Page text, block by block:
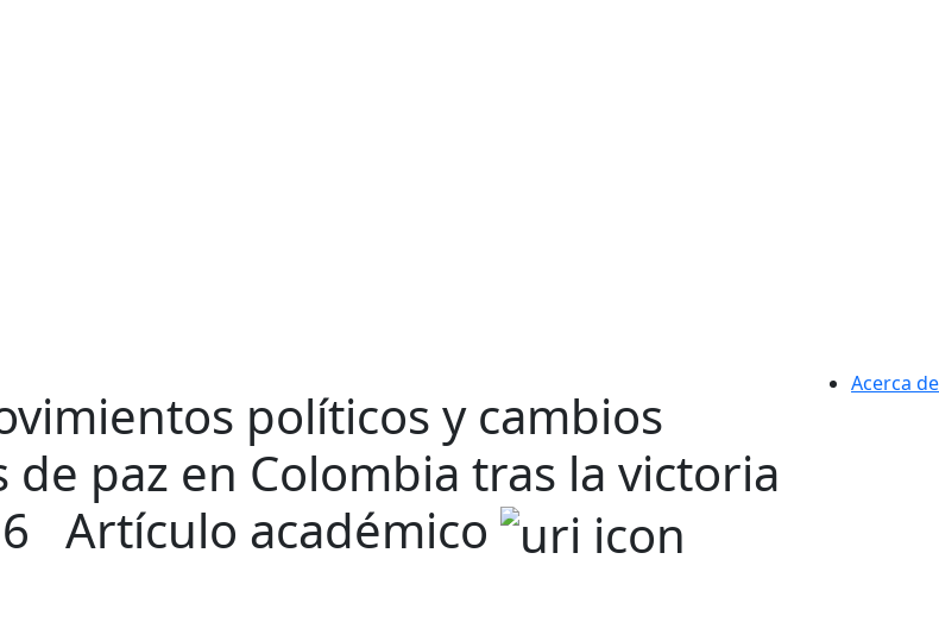
Acerca de
políticos y cambios
paz en Colombia tras la victoria
Artículo académico